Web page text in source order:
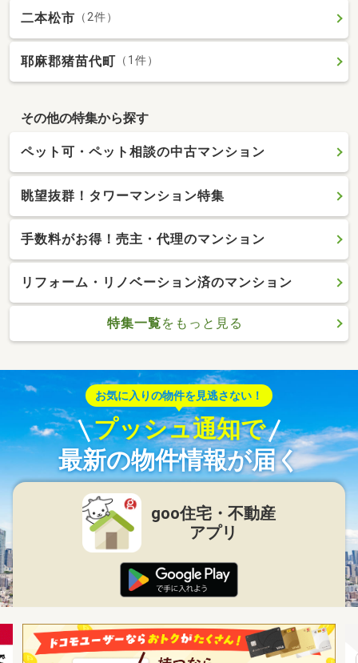
二本松市 （2件）
耶麻郡猪苗代町 （1件）
その他の特集から探す
ペット可・ペット相談の中古マンション
眺望抜群！タワーマンション特集
手数料がお得！売主・代理のマンション
リフォーム・リノベーション済のマンション
特集一覧をもっと見る
お気に入りの物件を見逃さない！
プッシュ通知で
最新の物件情報が届く
goo住宅・不動産
アプリ